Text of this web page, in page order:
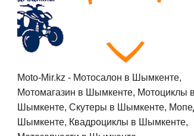
Moto-Mir.kz - Мотосалон в Шымкенте,
Мотомагазин в Шымкенте, Мотоциклы в
Шымкенте, Скутеры в Шымкенте,
Шымкенте, Квадроциклы в Шымкенте,